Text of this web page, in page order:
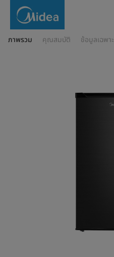
MDRD142FGG28THD
ภาพรวม คุณสมบัติ ข้อมูลเฉพาะ